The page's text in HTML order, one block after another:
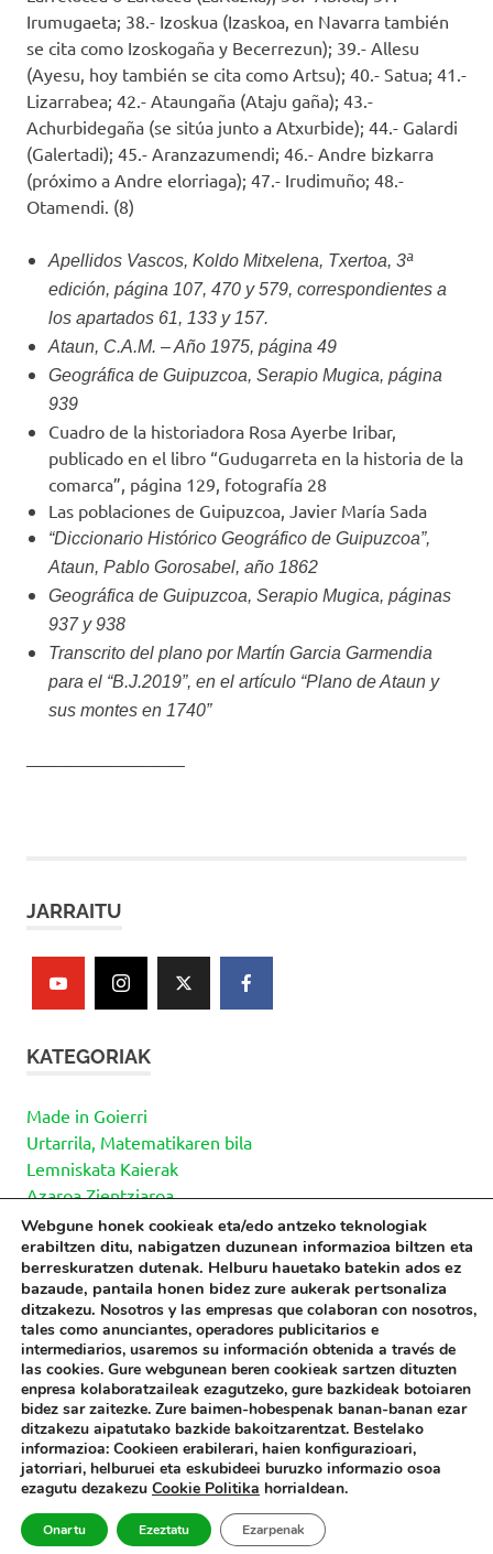
Irumugaeta; 38.- Izoskua (Izaskoa, en Navarra también
se cita como Izoskogaña y Becerrezun); 39.- Allesu
(Ayesu, hoy también se cita como Artsu); 40.- Satua; 41.-
Lizarrabea; 42.- Ataungaña (Ataju gaña); 43.-
Achurbidegaña (se sitúa junto a Atxurbide); 44.- Galardi
(Galertadi); 45.- Aranzazumendi; 46.- Andre bizkarra
(próximo a Andre elorriaga); 47.- Irudimuño; 48.-
Otamendi. (8)
Apellidos Vascos, Koldo Mitxelena, Txertoa, 3ª
edición, página 107, 470 y 579, correspondientes a
los apartados 61, 133 y 157.
Ataun, C.A.M. – Año 1975, página 49
Geográfica de Guipuzcoa, Serapio Mugica, página
939
Cuadro de la historiadora Rosa Ayerbe Iribar,
publicado en el libro “Gudugarreta en la historia de la
comarca”, página 129, fotografía 28
Las poblaciones de Guipuzcoa, Javier María Sada
“Diccionario Histórico Geográfico de Guipuzcoa”,
Ataun, Pablo Gorosabel, año 1862
Geográfica de Guipuzcoa, Serapio Mugica, páginas
937 y 938
Transcrito del plano por Martín Garcia Garmendia
para el “B.J.2019”, en el artículo “Plano de Ataun y
sus montes en 1740”
—————————
JARRAITU
KATEGORIAK
Made in Goierri
Urtarrila, Matematikaren bila
Lemniskata Kaierak
Azaroa Zientziaroa
INFORMAZIOA
Pribatutasun Politika
Cookie Politika
Lege Oharra
Kontaktua
WordPress Theme: Poseidon by ThemeZee.
Webgune honek cookieak eta/edo antzeko teknologiak
erabiltzen ditu, nabigatzen duzunean informazioa biltzen eta
berreskuratzen dutenak. Helburu hauetako batekin ados ez
bazaude, pantaila honen bidez zure aukerak pertsonaliza
ditzakezu. Nosotros y las empresas que colaboran con nosotros,
tales como anunciantes, operadores publicitarios e
intermediarios, usaremos su información obtenida a través de
las cookies. Gure webgunean beren cookieak sartzen dituzten
enpresa kolaboratzaileak ezagutzeko, gure bazkideak botoiaren
bidez sar zaitezke. Zure baimen-hobespenak banan-banan ezar
ditzakezu aipatutako bazkide bakoitzarentzat. Bestelako
informazioa: Cookieen erabilerari, haien konfigurazioari,
jatorriari, helburuei eta eskubideei buruzko informazio osoa
ezagutu dezakezu Cookie Politika horrialdean.
Onartu Ezeztatu Ezarpenak